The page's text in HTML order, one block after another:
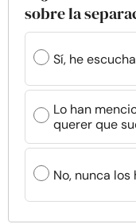
sobre la
Sí, he
Lo han
querer que
No, nunca